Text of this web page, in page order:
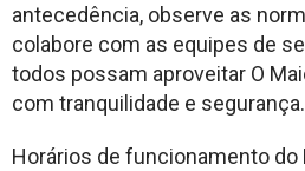
antecedência, observe as
colabore com as equipes de
todos possam aproveitar O
com tranquilidade e segurança.
Horários de funcionamento do